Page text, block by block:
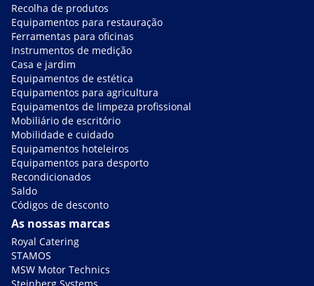
Recolha de produtos
Equipamentos para restauração
Ferramentas para oficinas
Instrumentos de medição
Casa e jardim
Equipamentos de estética
Equipamentos para agricultura
Equipamentos de limpeza profissional
Mobiliário de escritório
Mobilidade e cuidado
Equipamentos hoteleiros
Equipamentos para desporto
Recondicionados
Saldo
Códigos de desconto
As nossas marcas
Royal Catering
STAMOS
MSW Motor Technics